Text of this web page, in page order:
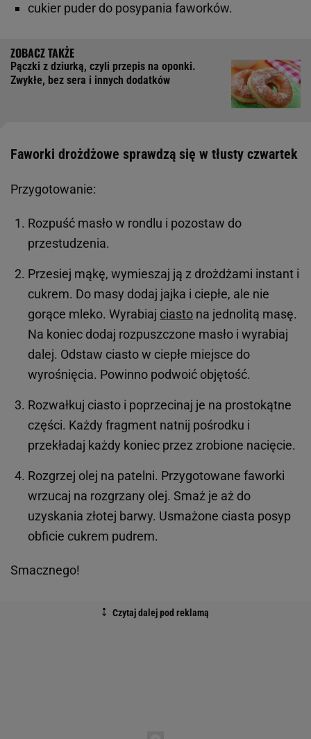
cukier puder do posypania faworków.
Pączki z dziurką, czyli przepis na oponki.
Zwykłe, bez sera i innych dodatków
Faworki drożdżowe sprawdzą się w tłusty czwartek
Przygotowanie:
Rozpuść masło w rondlu i pozostaw do
przestudzenia.
Przesiej mąkę, wymieszaj ją z drożdżami instant i
cukrem. Do masy dodaj jajka i ciepłe, ale nie
gorące mleko. Wyrabiaj ciasto na jednolitą masę.
Na koniec dodaj rozpuszczone masło i wyrabiaj
dalej. Odstaw ciasto w ciepłe miejsce do
wyrośnięcia. Powinno podwoić objętość.
Rozwałkuj ciasto i poprzecinaj je na prostokątne
części. Każdy fragment natnij pośrodku i
przekładaj każdy koniec przez zrobione nacięcie.
Rozgrzej olej na patelni. Przygotowane faworki
wrzucaj na rozgrzany olej. Smaż je aż do
uzyskania złotej barwy. Usmażone ciasta posyp
obficie cukrem pudrem.
Smacznego!